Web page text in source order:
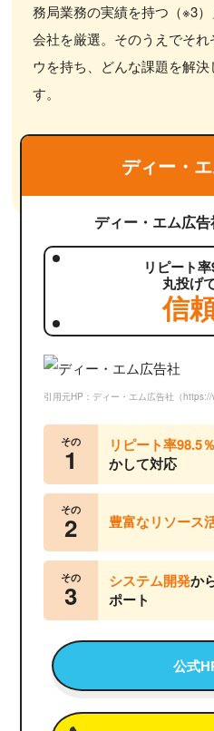
務局業務の実績を持つ（※3
会社を厳選。そのうえでそ
ウを持ち、どんな課題を解
す。
ディー・
ディー・エム広
リピート率
丸投げ
信
引用元HP：ディー・エム広告社（
その
1 リピート率98.5
かして対応
その
2 豊富なリソース
その
3 システム開発か
ポート
公式